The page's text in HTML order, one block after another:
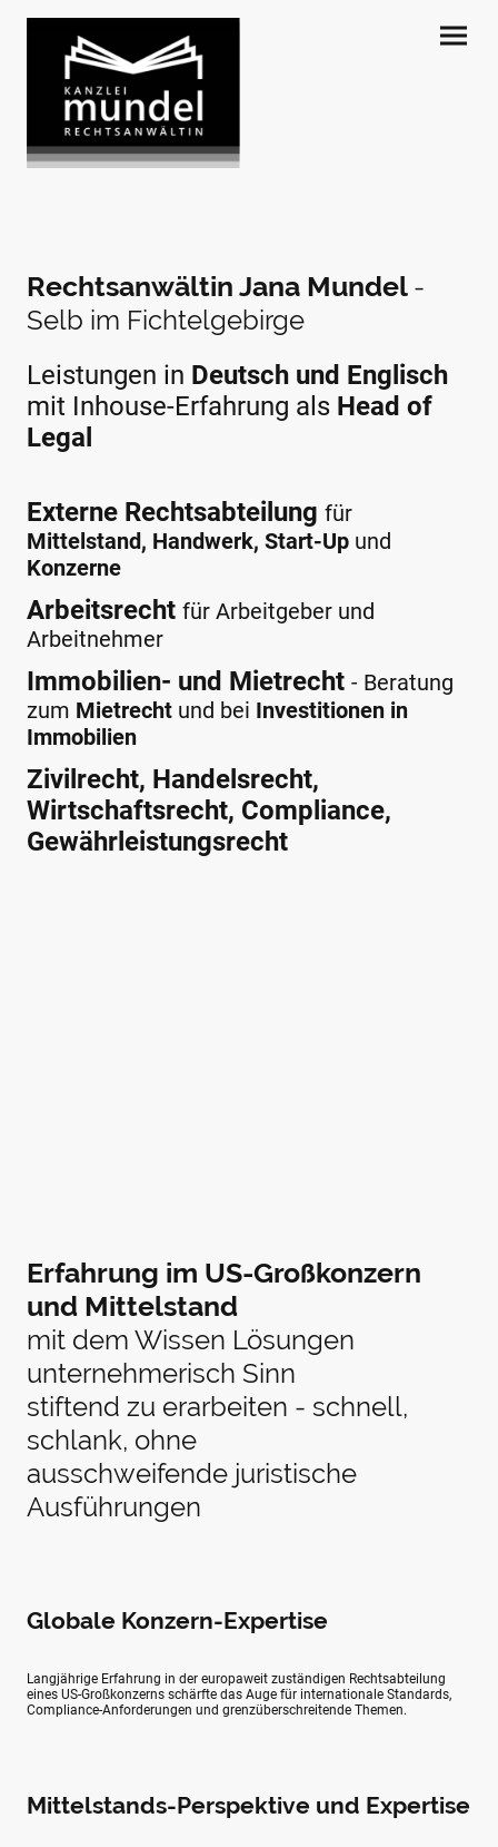
Rechtsanwältin Jana Mundel -
Selb im Fichtelgebirge
Leistungen in Deutsch und Englisch
mit Inhouse-Erfahrung als Head of
Legal
Externe Rechtsabteilung für
Mittelstand, Handwerk, Start-Up und
Konzerne
Arbeitsrecht für Arbeitgeber und
Arbeitnehmer
Immobilien- und Mietrecht - Beratung
zum Mietrecht und bei Investitionen in
Immobilien
Zivilrecht, Handelsrecht,
Wirtschaftsrecht, Compliance,
Gewährleistungsrecht
Erfahrung im US-Großkonzern
und Mittelstand
mit dem Wissen Lösungen
unternehmerisch Sinn
stiftend zu erarbeiten - schnell,
schlank, ohne
ausschweifende juristische
Ausführungen
Globale Konzern-Expertise
Langjährige Erfahrung in der europaweit zuständigen Rechtsabteilung
eines US-Großkonzerns schärfte das Auge für internationale Standards,
Compliance-Anforderungen und grenzüberschreitende Themen.
Mittelstands-Perspektive und Expertise